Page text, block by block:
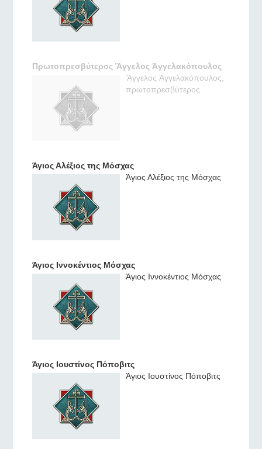
Πρωτοπρεσβύτερος Ἄγγελος Ἀγγελακόπουλος
Ἄγγελος Ἀγγελακόπουλος,
πρωτοπρεσβύτερος
Άγιος Αλέξιος της Μόσχας
Άγιος Αλέξιος της Μόσχας
Άγιος Ιννοκέντιος Μόσχας
Άγιος Ιννοκέντιος Μόσχας
Άγιος Ιουστίνος Πόποβιτς
Άγιος Ιουστίνος Πόποβιτς